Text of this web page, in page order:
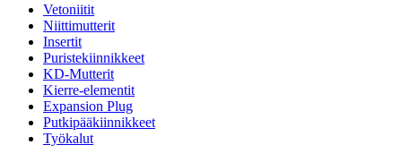
Vetoniitit
Niittimutterit
Insertit
Puristekiinnikkeet
KD-Mutterit
Kierre-elementit
Expansion Plug
Putkipääkiinnikkeet
Työkalut